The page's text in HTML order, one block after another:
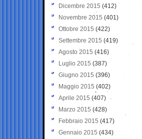
Dicembre 2015 (412)
Novembre 2015 (401)
Ottobre 2015 (422)
Settembre 2015 (419)
Agosto 2015 (416)
Luglio 2015 (387)
Giugno 2015 (396)
Maggio 2015 (402)
Aprile 2015 (407)
Marzo 2015 (428)
Febbraio 2015 (417)
Gennaio 2015 (434)